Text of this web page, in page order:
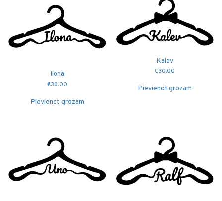
Ilona
€30.00
Pievienot grozam
Kalev
€30.00
Pievienot grozam